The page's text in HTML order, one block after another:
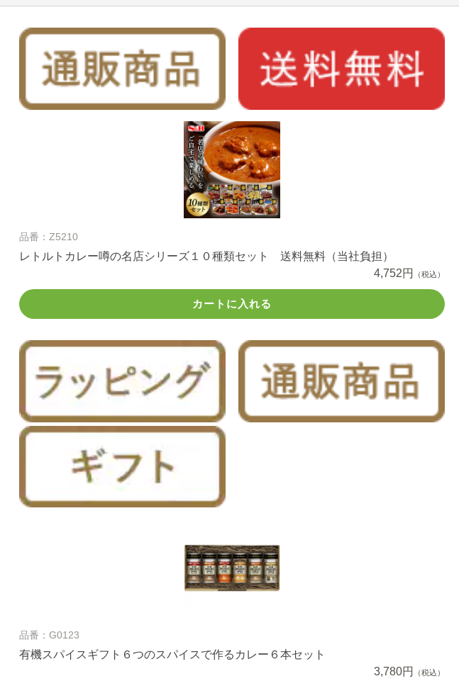
品番：Z5210
レトルトカレー噂の名店シリーズ１０種類セット 送料無料（当社負担）
4,752円
（税込）
カートに入れる
品番：G0123
有機スパイスギフト６つのスパイスで作るカレー６本セット
3,780円
（税込）